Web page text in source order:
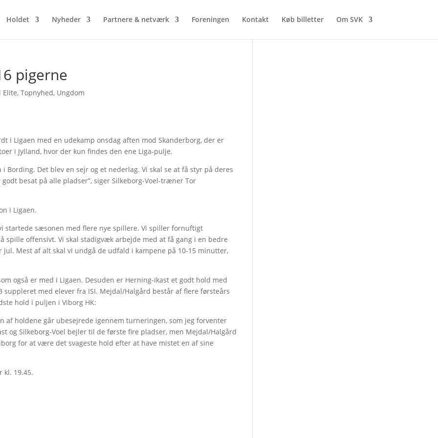
Holdet Nyheder Partnere & netværk Foreningen Kontakt Køb billetter Om SVK
pigerne
Elite,Topnyhed, Ungdom
i Ligaen med en udekamp onsdag aften mod Skanderborg, der er
i Jylland, hvor der kun findes den ene Liga-pulje.
i Bording. Det blev en sejr og et nederlag. Vi skal se at få styr på deres
besat på alle pladser”, siger Silkeborg-Voel-træner Tor
i Ligaen.
startede sæsonen med flere nye spillere. Vi spiller fornuftigt
spille offensivt. Vi skal stadigvæk arbejde med at få gang i en bedre
jul. Mest af alt skal vi undgå de udfald i kampene på 10-15 minutter,
også er med i Ligaen. Desuden er Herning-Ikast et godt hold med
med elever fra ISI. Mejdal/Halgård består af flere førsteårs
hold i puljen i Viborg HK:
af holdene går ubesejrede igennem turneringen, som jeg forventer
og Silkeborg-Voel bejler til de første fire pladser, men Mejdal/Halgård
for at være det svageste hold efter at have mistet en af sine
kl. 19.45.